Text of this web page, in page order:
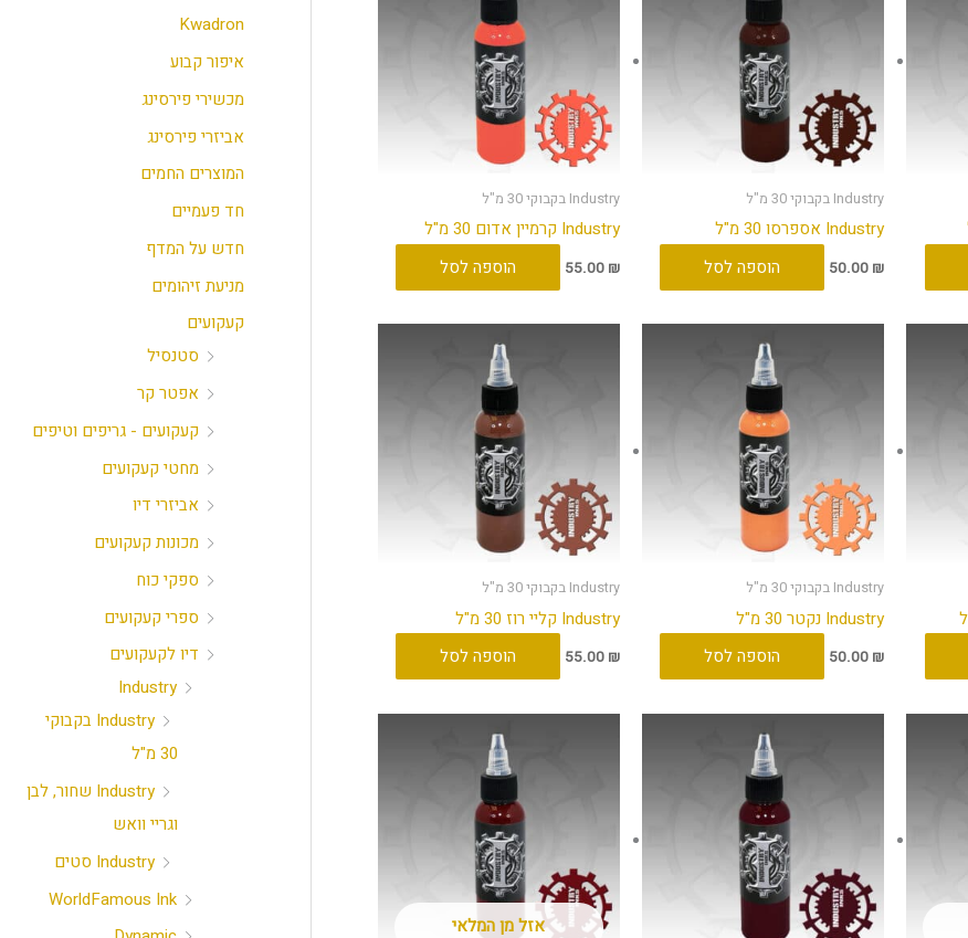
Industry בקבוקי 30 מ"ל
Industry אספרסו 30 מ"ל
50.00 ₪ הוספה לסל
Industry בקבוקי 30 מ"ל
Industry קרמיין אדום 30 מ"ל
55.00 ₪ הוספה לסל
Industry בקבוקי 30 מ"ל
Industry נקטר 30 מ"ל
50.00 ₪ הוספה לסל
Industry בקבוקי 30 מ"ל
Industry קליי רוז 30 מ"ל
55.00 ₪ הוספה לסל
אזל מן המלאי
מ
ל
י
מ
ל
י
Kwadron
איפור קבוע
מכשירי פירסינג
אביזרי פירסינג
המוצרים החמים
חד פעמיים
חדש על המדף
מניעת זיהומים
קעקועים
סטנסיל
אפטר קר
קעקועים - גריפים וטיפים
מחטי קעקועים
אביזרי דיו
מכונות קעקועים
ספקי כוח
ספרי קעקועים
דיו לקעקועים
Industry
Industry בקבוקי
30 מ"ל
Industry שחור, לבן
וגריי וואש
Industry סטים
WorldFamous Ink